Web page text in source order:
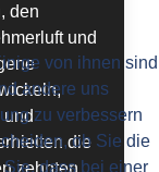
den
und
die
zehnten
von ihnen sind
andere uns
zu verbessern
ob Sie die
dass bei einer